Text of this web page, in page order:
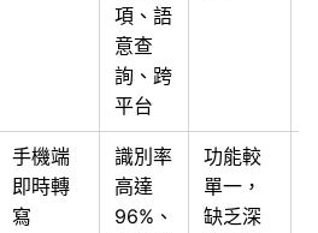
項、語
意查
詢、跨
平台
手機端
即時轉
寫
識別率
高達
96%、
功能較
單一，
缺乏深